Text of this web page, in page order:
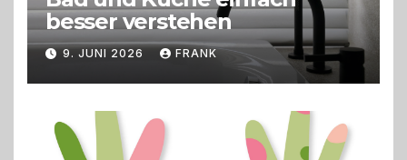
besser verstehen
9. JUNI 2026 FRANK